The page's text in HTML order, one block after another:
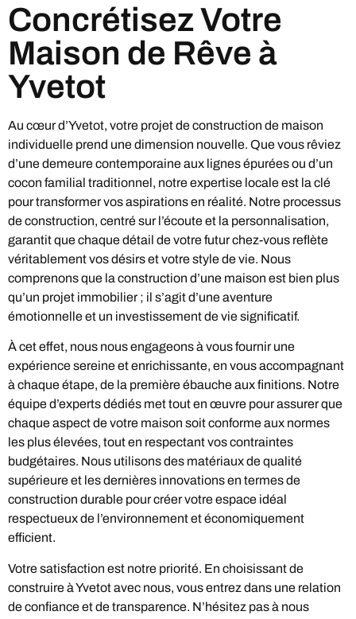
Concrétisez Votre
Maison de Rêve à
Yvetot
Au cœur d’Yvetot, votre projet de construction de maison
individuelle prend une dimension nouvelle. Que vous rêviez
d’une demeure contemporaine aux lignes épurées ou d’un
cocon familial traditionnel, notre expertise locale est la clé
pour transformer vos aspirations en réalité. Notre processus
de construction, centré sur l’écoute et la personnalisation,
garantit que chaque détail de votre futur chez-vous reflète
véritablement vos désirs et votre style de vie. Nous
comprenons que la construction d’une maison est bien plus
qu’un projet immobilier ; il s’agit d’une aventure
émotionnelle et un investissement de vie significatif.
À cet effet, nous nous engageons à vous fournir une
expérience sereine et enrichissante, en vous accompagnant
à chaque étape, de la première ébauche aux finitions. Notre
équipe d’experts dédiés met tout en œuvre pour assurer que
chaque aspect de votre maison soit conforme aux normes
les plus élevées, tout en respectant vos contraintes
budgétaires. Nous utilisons des matériaux de qualité
supérieure et les dernières innovations en termes de
construction durable pour créer votre espace idéal
respectueux de l’environnement et économiquement
efficient.
Votre satisfaction est notre priorité. En choisissant de
construire à Yvetot avec nous, vous entrez dans une relation
de confiance et de transparence. N’hésitez pas à nous